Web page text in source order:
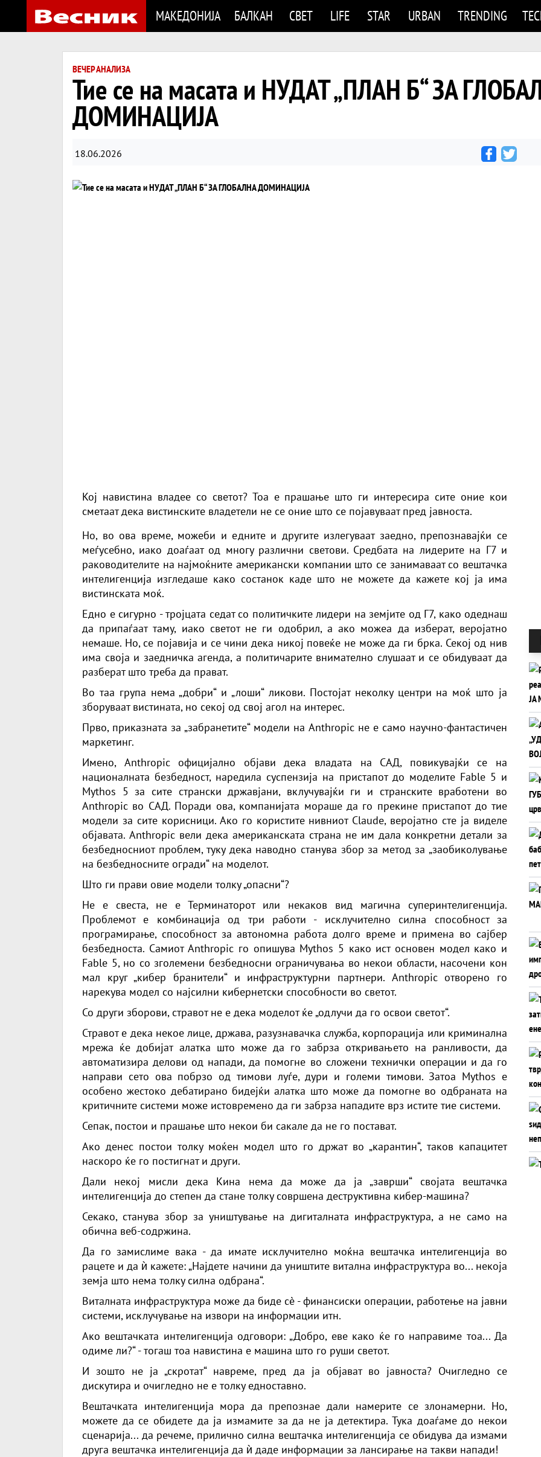
МАКЕДОНИЈА БАЛКАН СВЕТ LIFE STAR URBAN TRENDING
ВЕЧЕР АНАЛИЗА
Тие се на масата и НУДАТ „ПЛАН Б“ ЗА
ДОМИНАЦИЈА
18.06.2026
Кој навистина владее со светот? Тоа е прашање што ги интересира сите оние кои
сметаат дека вистинските владетели не се оние што се појавуваат пред јавноста.
Но, во ова време, можеби и едните и другите излегуваат заедно, препознавајќи се
меѓусебно, иако доаѓаат од многу различни светови. Средбата на лидерите на Г7 и
раководителите на најмоќните американски компании што се занимаваат со вештачка
интелигенција изгледаше како состанок каде што не можете да кажете кој ја има
вистинската моќ.
Едно е сигурно - тројцата седат со политичките лидери на земјите од Г7, како одеднаш
да припаѓаат таму, иако светот не ги одобрил, а ако можеа да изберат, веројатно
немаше. Но, се појавија и се чини дека никој повеќе не може да ги брка. Секој од нив
има своја и заедничка агенда, а политичарите внимателно слушаат и се обидуваат да
разберат што треба да прават.
Во таа група нема „добри“ и „лоши“ ликови. Постојат неколку центри на моќ што ја
зборуваат вистината, но секој од свој агол на интерес.
Прво, приказната за „забранетите“ модели на Anthropic не е само научно-фантастичен
маркетинг.
Имено, Anthropic официјално објави дека владата на САД, повикувајќи се на
националната безбедност, наредила суспензија на пристапот до моделите Fable 5 и
Mythos 5 за сите странски државјани, вклучувајќи ги и странските вработени во
Anthropic во САД. Поради ова, компанијата мораше да го прекине пристапот до тие
модели за сите корисници. Ако го користите нивниот Claude, веројатно сте ја виделе
објавата. Anthropic вели дека американската страна не им дала конкретни детали за
безбедносниот проблем, туку дека наводно станува збор за метод за „заобиколување
на безбедносните огради“ на моделот.
Што ги прави овие модели толку „опасни“?
Не е свеста, не е Терминаторот или некаков вид магична суперинтелигенција.
Проблемот е комбинација од три работи - исклучително силна способност за
програмирање, способност за автономна работа долго време и примена во сајбер
безбедноста. Самиот Anthropic го опишува Mythos 5 како ист основен модел како и
Fable 5, но со зголемени безбедносни ограничувања во некои области, насочени кон
мал круг „кибер бранители“ и инфраструктурни партнери. Anthropic отворено го
нарекува модел со најсилни кибернетски способности во светот.
Со други зборови, стравот не е дека моделот ќе „одлучи да го освои светот“.
Стравот е дека некое лице, држава, разузнавачка служба, корпорација или криминална
мрежа ќе добијат алатка што може да го забрза откривањето на ранливости, да
автоматизира делови од напади, да помогне во сложени технички операции и да го
направи сето ова побрзо од тимови луѓе, дури и големи тимови. Затоа Mythos е
особено жестоко дебатирано бидејќи алатка што може да помогне во одбраната на
критичните системи може истовремено да ги забрза нападите врз истите тие системи.
Сепак, постои и прашање што некои би сакале да не го постават.
Ако денес постои толку моќен модел што го држат во „карантин“, таков капацитет
наскоро ќе го постигнат и други.
Дали некој мисли дека Кина нема да може да ја „заврши“ својата вештачка
интелигенција до степен да стане толку совршена деструктивна кибер-машина?
Секако, станува збор за уништување на дигиталната инфраструктура, а не само на
обична веб-содржина.
Да го замислиме вака - да имате исклучително моќна вештачка интелигенција во
рацете и да ѝ кажете: „Најдете начини да уништите витална инфраструктура во... некоја
земја што нема толку силна одбрана“.
Виталната инфраструктура може да биде сè - финансиски операции, работење на јавни
системи, исклучување на извори на информации итн.
Ако вештачката интелигенција одговори: „Добро, еве како ќе го направиме тоа... Да
одиме ли?“ - тогаш тоа навистина е машина што го руши светот.
И зошто не ја „скротат“ навреме, пред да ја објават во јавноста? Очигледно се
дискутира и очигледно не е толку едноставно.
Вештачката интелигенција мора да препознае дали намерите се злонамерни. Но,
можете да се обидете да ја измамите за да не ја детектира. Тука доаѓаме до некои
сценарија... да речеме, прилично силна вештачка интелигенција се обидува да измами
друга вештачка интелигенција да ѝ даде информации за лансирање на такви напади!